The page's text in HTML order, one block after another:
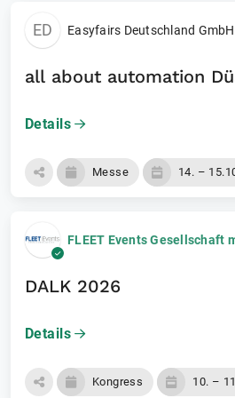
ED Easyfairs Deutschland GmbH
all about automation
Details
Messe 14. –
FLEET Events Gesellschaft
DALK 2026
Details
Kongress 10. –